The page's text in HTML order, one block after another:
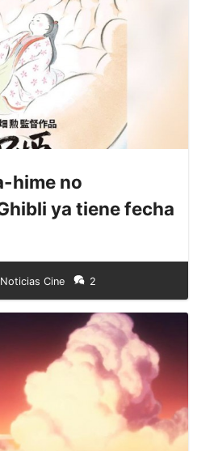
hime no
ya tiene fecha
Noticias Cine 2